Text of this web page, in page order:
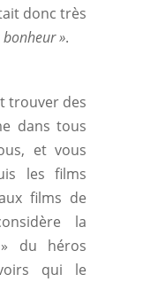
donc très
».
trouver des
dans tous
et vous
les films
films de
la
du héros
qui le